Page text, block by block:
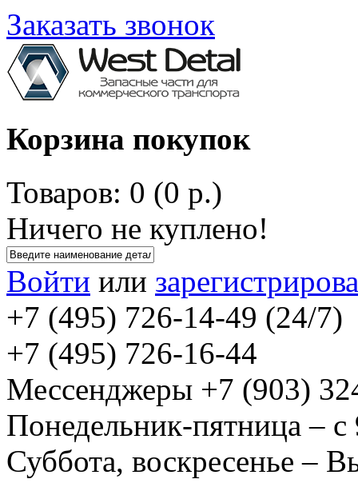
Заказать звонок
Корзина покупок
Товаров: 0 (0 р.)
Ничего не куплено!
Войти или
+7 (495) 726-14-49 (24/7)
+7 (495) 726-16-44
Мессенджеры +7 (903)
Понедельник-пятница –
Суббота, воскресенье –